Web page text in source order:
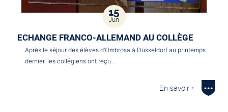
15
Jun
ECHANGE FRANCO-ALLEMAND AU COLLÈGE
Après le séjour des élèves d’Ombrosa à Düsseldorf au printemps
dernier, les collégiens ont reçu…
En savoir +